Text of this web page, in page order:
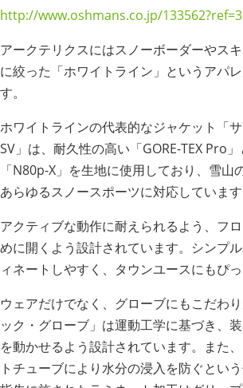
http://www.oshmans.co.jp/133562?ref=3
アークテリクスにはスノーボーダーやス
に絞った「ホワイトライン」というアパ
す。
ホワイトラインの代表的なジャケット「
SV」は、耐久性の高い「GORE-TEX Pro
「N80p-X」を生地に使用しており、雪山
あらゆるスノースポーツに対応しています
アクティブな動作に耐えられるよう、フ
めに開くよう設計されています。シンプ
ィネートしやすく、タウンユースにもぴっ
ウェアだけでなく、グローブにもこだわ
ック・グローブ」は運動工学に基づき、
を動かせるよう設計されています。また
トチューブにより水分の浸入を防ぐとい